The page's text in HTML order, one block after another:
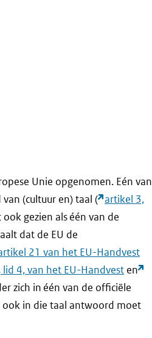
Unie opgenomen. Eén van
(cultuur en) taal ( artikel 3,
gezien als één van de
dat de EU de
21 van het EU-Handvest
4, van het EU-Handvest en
zich in één van de officiële
in die taal antwoord moet